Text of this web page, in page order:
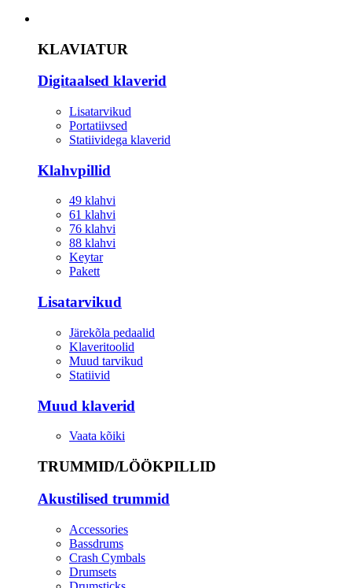
KLAVIATUR
Digitaalsed klaverid
Lisatarvikud
Portatiivsed
Statiividega klaverid
Klahvpillid
49 klahvi
61 klahvi
76 klahvi
88 klahvi
Keytar
Pakett
Lisatarvikud
Järekõla pedaalid
Klaveritoolid
Muud tarvikud
Statiivid
Muud klaverid
Vaata kõiki
TRUMMID/LÖÖKPILLID
Akustilised trummid
Accessories
Bassdrums
Crash Cymbals
Drumsets